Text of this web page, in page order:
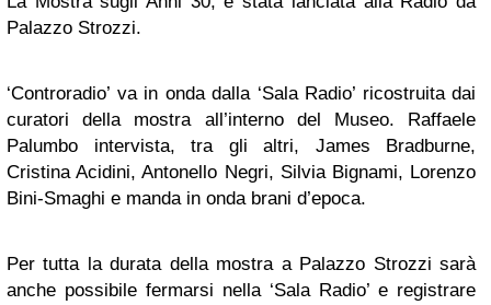
Palazzo Strozzi.
‘Controradio’ va in onda dalla ‘Sala Radio’ ricostruita dai
curatori della mostra all’interno del Museo. Raffaele
Palumbo intervista, tra gli altri, James Bradburne,
Cristina Acidini, Antonello Negri, Silvia Bignami, Lorenzo
Bini-Smaghi e manda in onda brani d’epoca.
Per tutta la durata della mostra a Palazzo Strozzi sarà
anche possibile fermarsi nella ‘Sala Radio’ e registrare